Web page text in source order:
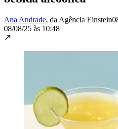
Ana Andrade, da Agência Einstein
08/08/25 às 10:48